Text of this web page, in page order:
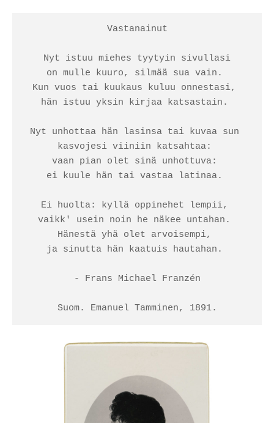
Vastanainut
Nyt istuu miehes tyytyin sivullasi
on mulle kuuro, silmää sua vain.
Kun vuos tai kuukaus kuluu onnestasi,
hän istuu yksin kirjaa katsastain.
Nyt unhottaa hän lasinsa tai kuvaa sun
kasvojesi viiniin katsahtaa:
vaan pian olet sinä unhottuva:
ei kuule hän tai vastaa latinaa.
Ei huolta: kyllä oppinehet lempii,
vaikk' usein noin he näkee untahan.
Hänestä yhä olet arvoisempi,
ja sinutta hän kaatuis hautahan.
- Frans Michael Franzén
Suom. Emanuel Tamminen, 1891.